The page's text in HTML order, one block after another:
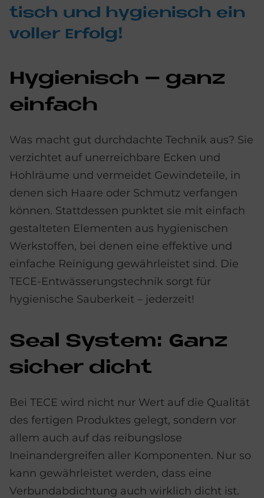
tisch und hy­gie­nisch ein
vol­ler Er­folg!
Hy­gie­nisch – ganz
ein­fach
Was macht gut durchdachte Technik aus? Sie
verzichtet auf unerreichbare Ecken und
Hohlräume und vermeidet Gewindeteile, in
denen sich Haare oder Schmutz verfangen
können. Stattdessen punktet sie mit einfach
gestalteten Elementen aus hygienischen
Werkstoffen, bei denen eine effektive und
einfache Reinigung gewährleistet sind. Die
TECE-Entwässerungstechnik sorgt für
hygienische Sauberkeit – jederzeit!
Seal Sy­stem: Ganz
si­cher dicht
Bei TECE wird nicht nur Wert auf die Qualität
des fertigen Produktes gelegt, sondern vor
allem auch auf das reibungslose
Ineinandergreifen aller Komponenten. Nur so
kann gewährleistet werden, dass eine
Verbundabdichtung auch wirklich dicht ist.